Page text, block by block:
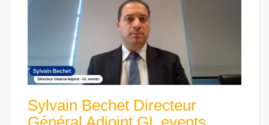
Sylvain Bechet Directeur